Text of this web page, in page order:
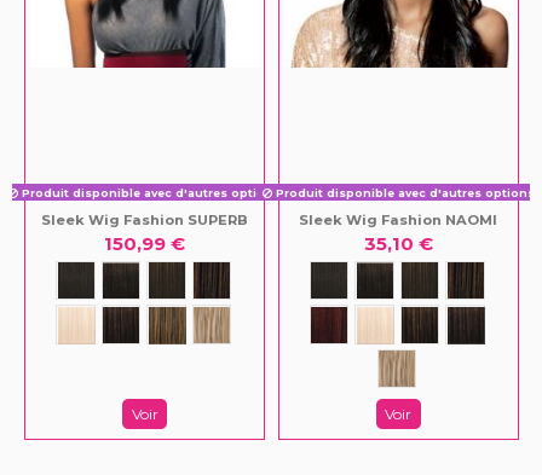
Produit disponible avec d'autres options
Sleek Wig Fashion SUPERB
150,99 €
Voir
Produit disponible avec d'autres options
Sleek Wig Fashion NAOMI
35,10 €
Voir